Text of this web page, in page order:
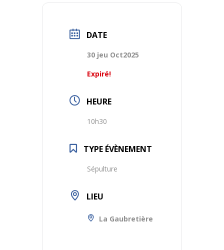
DATE
30 jeu Oct2025
Expiré!
HEURE
10h30
TYPE ÉVÈNEMENT
Sépulture
LIEU
La Gaubretière